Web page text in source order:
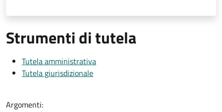
Strumenti di tutela
Tutela amministrativa
Tutela giurisdizionale
Argomenti: